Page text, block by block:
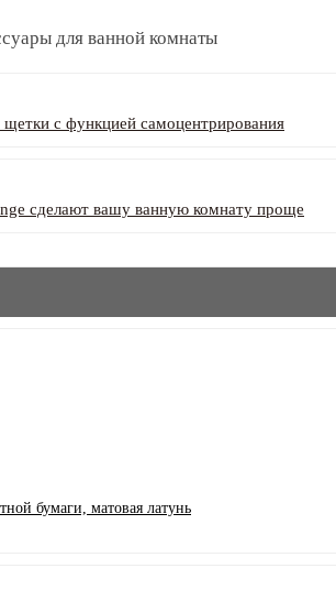
щетки с функцией самоцентрирования
сделают вашу ванную комнату проще
бумаги, матовая латунь